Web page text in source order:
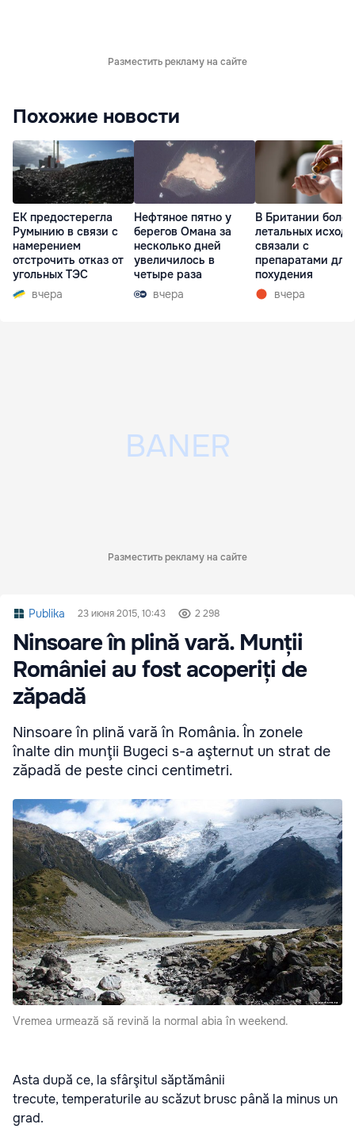
Разместить рекламу на сайте
Похожие новости
ЕК предостерегла
Румынию в связи с
намерением
отстрочить отказ от
угольных ТЭС
вчера
Нефтяное пятно у
берегов Омана за
несколько дней
увеличилось в
четыре раза
вчера
В Британии
летальных
связали с
препаратами для
похудения
вчера
Разместить рекламу на сайте
Publika 23 июня 2015, 10:43 2 298
Ninsoare în plină vară. Munții
României au fost acoperiți de
zăpadă
Ninsoare în plină vară în România. În zonele
înalte din munţii Bugeci s-a aşternut un strat de
zăpadă de peste cinci centimetri.
Vremea urmează să revină la normal abia în weekend.
Asta după ce, la sfârşitul săptămânii
trecute, temperaturile au scăzut brusc până la minus un
grad.